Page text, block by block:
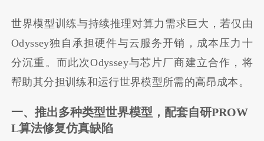
世界模型训练与持续推理对算力需求巨大，若仅由
Odyssey独自承担硬件与云服务开销，成本压力十
分沉重。而此次Odyssey与芯片厂商建立合作，将
帮助其分担训练和运行世界模型所需的高昂成本。
一、推出多种类型世界模型，配套自研PROW
L算法修复仿真缺陷